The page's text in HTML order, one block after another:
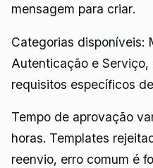
mensagem para criar.
Categorias disponíveis:
Autenticação e
requisitos específicos
Tempo de aprovação
horas. Templates
reenvio, erro comum é